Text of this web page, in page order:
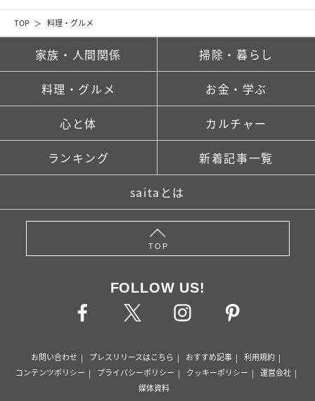
TOP 料理・グルメ
家族・人間関係 掃除・暮らし
料理・グルメ お金・学ぶ
心と体 カルチャー
ランキング 新着記事一覧
saitaとは
TOP
FOLLOW US!
お問い合わせ プレスリリースはこちら おすすめ記事
利用規約
コンテンツポリシー
プライバシーポリシー クッキーポリシー
運営会社
媒体資料